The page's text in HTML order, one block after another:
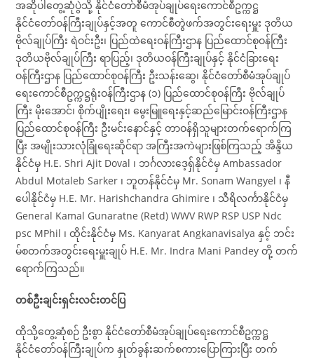
အဆိုပါတွေ့ဆုံပွဲသို့ နိုင်ငံတော်စီမံအုပ်ချုပ်ရေးကောင်စီဥက္ကဋ္ဌ
နိုင်ငံတော်ဝန်ကြီးချုပ်နှင့်အတူ ကောင်စီတွဲဖက်အတွင်းရေးမှူး ဒုတိယ
ဗိုလ်ချုပ်ကြီး ရဲဝင်းဦး၊ ပြည်ထဲရေးဝန်ကြီးဌာန ပြည်ထောင်စုဝန်ကြီး
ဒုတိယဗိုလ်ချုပ်ကြီး ရာပြည့်၊ ဒုတိယဝန်ကြီးချုပ်နှင့် နိုင်ငံခြားရေး
ဝန်ကြီးဌာန ပြည်ထောင်စုဝန်ကြီး ဦးသန်းဆွေ၊ နိုင်ငံတော်စီမံအုပ်ချုပ်
ရေးကောင်စီဥက္ကဋ္ဌရုံးဝန်ကြီးဌာန (၁) ပြည်ထောင်စုဝန်ကြီး ဗိုလ်ချုပ်
ကြီး မိုးအောင်၊ စိုက်ပျိုးရေး၊ မွေးမြူရေးနှင့်ဆည်မြောင်းဝန်ကြီးဌာန
ပြည်ထောင်စုဝန်ကြီး ဦးမင်းနောင်နှင့် တာဝန်ရှိသူများတက်ရောက်ကြ
ပြီး အမျိုးသားလုံခြုံရေးဆိုင်ရာ အကြီးအကဲများဖြစ်ကြသည့် အိန္ဒိယ
နိုင်ငံမှ H.E. Shri Ajit Doval ၊ ဘင်္ဂလားဒေ့ရှ်နိုင်ငံမှ Ambassador
Abdul Motaleb Sarker ၊ ဘူတန်နိုင်ငံမှ Mr. Sonam Wangyel ၊ နီ
ပေါနိုင်ငံမှ H.E. Mr. Harishchandra Ghimire ၊ သီရိလင်္ကာနိုင်ငံမှ
General Kamal Gunaratne (Retd) WWV RWP RSP USP Ndc
psc MPhil ၊ ထိုင်းနိုင်ငံမှ Ms. Kanyarat Angkanavisalya နှင့် ဘင်း
မ်စတက်အတွင်းရေးမှူးချုပ် H.E. Mr. Indra Mani Pandey တို့ တက်
ရောက်ကြသည်။
တစ်ဦးချင်းရှင်းလင်းတင်ပြ
ထိုသို့တွေ့ဆုံစဉ် ဦးစွာ နိုင်ငံတော်စီမံအုပ်ချုပ်ရေးကောင်စီဥက္ကဋ္ဌ
နိုင်ငံတော်ဝန်ကြီးချုပ်က နှုတ်ခွန်းဆက်စကားပြောကြားပြီး တက်